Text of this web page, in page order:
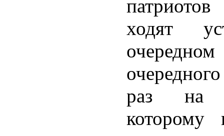
ходят
раз на
которому